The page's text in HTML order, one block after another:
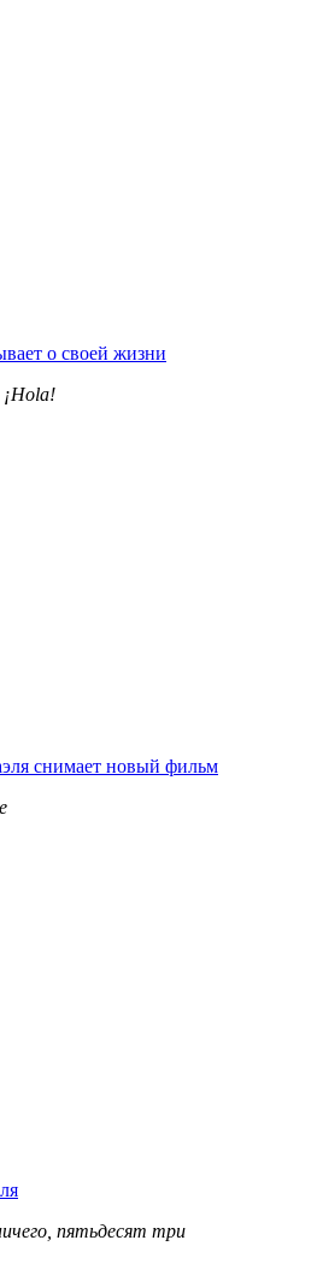
о своей жизни
¡Hola!
снимает новый фильм
пятьдесят три